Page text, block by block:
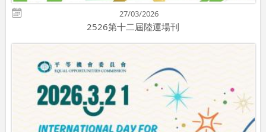
27/03/2026
2526第十二屆陸運場刊